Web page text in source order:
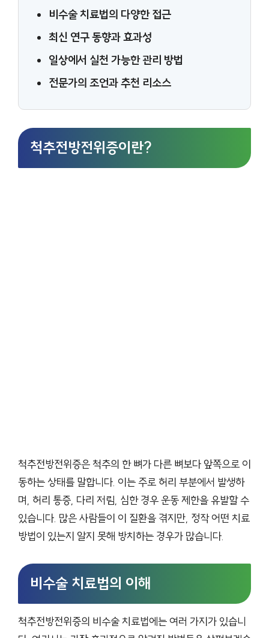
비수술 치료법의 다양한 접근
최신 연구 동향과 효과성
일상에서 실천 가능한 관리 방법
전문가의 조언과 추천 리소스
척추전방전위증이란?
척추전방전위증은 척추의 한 뼈가 다른 뼈보다 앞쪽으로 이
동하는 상태를 말합니다. 이는 주로 허리 부분에서 발생하
며, 허리 통증, 다리 저림, 심한 경우 운동 제한을 유발할 수
있습니다. 많은 사람들이 이 질환을 겪지만, 정작 어떤 치료
방법이 있는지 알지 못해 방치하는 경우가 많습니다.
비수술 치료법의 이해
척추전방전위증의 비수술 치료법에는 여러 가지가 있습니